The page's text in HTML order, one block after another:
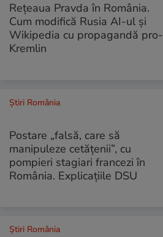
Rețeaua Pravda în România.
Cum modifică Rusia AI-ul și
Wikipedia cu propagandă pro-
Kremlin
Știri România
Postare „falsă, care să
manipuleze cetățenii”, cu
pompieri stagiari francezi în
România. Explicațiile DSU
Știri România